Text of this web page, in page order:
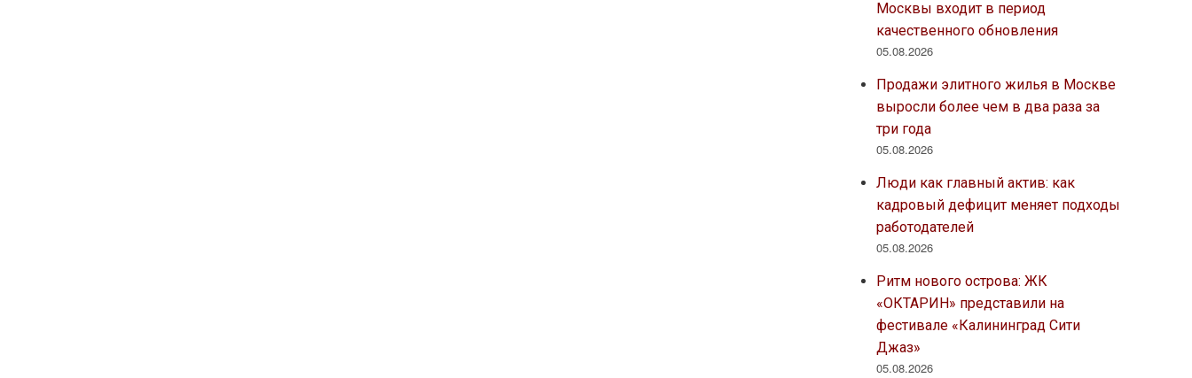
Москвы входит в период
качественного обновления
05.08.2026
Продажи элитного жилья в Москве
выросли более чем в два раза за
три года
05.08.2026
Люди как главный актив: как
кадровый дефицит меняет подходы
работодателей
05.08.2026
Ритм нового острова: ЖК
«ОКТАРИН» представили на
фестивале «Калининград Сити
Джаз»
05.08.2026